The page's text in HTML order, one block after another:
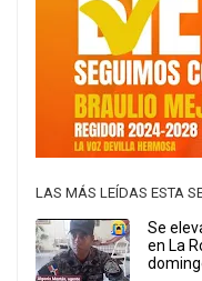
LAS MÁS LEÍDAS ESTA
Se
en La